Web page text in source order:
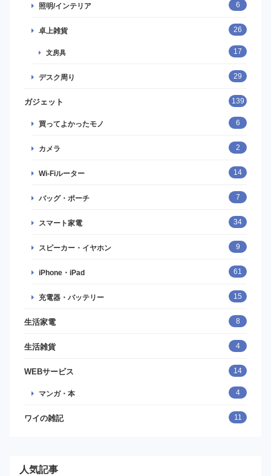
照明/インテリア 6
卓上雑貨 26
文房具 17
デスク周り 29
ガジェット 139
買ってよかったモノ 6
カメラ 2
Wi-Fiルーター 14
バッグ・ポーチ 7
スマート家電 34
スピーカー・イヤホン 9
iPhone・iPad 61
充電器・バッテリー 15
生活家電 8
生活雑貨 4
WEBサービス 14
マンガ・本 4
ワイの雑記 11
人気記事